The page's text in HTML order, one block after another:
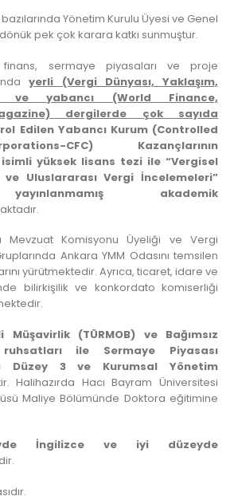
Yönetim Kurulu Üyesi ve Genel
pek çok karara katkı sunmuştur.
sermaye piyasaları ve proje
yerli (Vergi Dünyası, Yaklaşım,
ve yabancı (World Finance,
dergilerde çok sayıda
Edilen Yabancı Kurum (Controlled
CFC) Kazançlarının
yüksek lisans tezi ile “Vergisel
Uluslararası Vergi İncelemeleri”
akademik
Mevzuat Komisyonu Üyeliği ve Vergi
Ankara YMM Odasını temsilen
yürütmektedir. Ayrıca, ticaret, idare ve
bilirkişilik ve konkordato komiserliği
Müşavirlik (TÜRMOB) ve Bağımsız
ile Sermaye Piyasası
Düzey 3 ve Kurumsal Yönetim
Halihazırda Hacı Bayram Üniversitesi
Maliye Bölümünde Doktora eğitimine
İngilizce ve iyi düzeyde